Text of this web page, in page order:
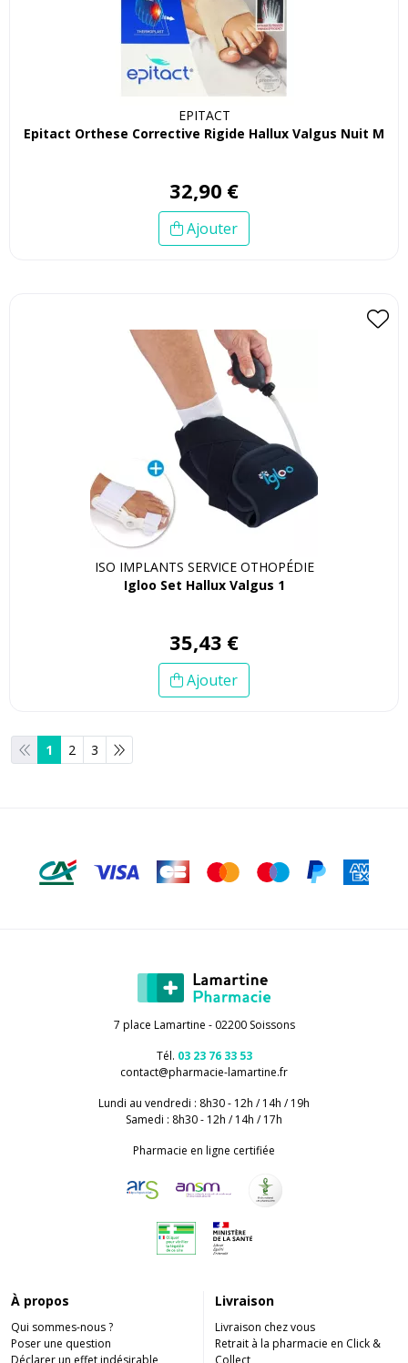
EPITACT
Epitact Orthese Corrective Rigide Hallux Valgus Nuit M
32,90 €
Ajouter
ISO IMPLANTS SERVICE OTHOPÉDIE
Igloo Set Hallux Valgus 1
35,43 €
Ajouter
1 2 3
7 place Lamartine - 02200 Soissons
Tél. 03 23 76 33 53
contact@pharmacie-lamartine.fr
Lundi au vendredi : 8h30 - 12h / 14h / 19h
Samedi : 8h30 - 12h / 14h / 17h
Pharmacie en ligne certifiée
À propos
Qui sommes-nous ?
Poser une question
Déclarer un effet indésirable
Livraison
Livraison chez vous
Retrait à la pharmacie en Click &
Collect